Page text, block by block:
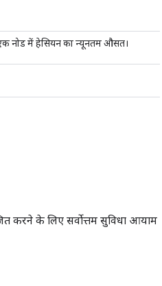
नोड में हेसियन का न्यूनतम औसत।
करने के लिए सर्वोत्तम सुविधा आयाम